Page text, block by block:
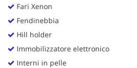
Fari Xenon
Fendinebbia
Hill holder
Immobilizzatore elettronico
Interni in pelle